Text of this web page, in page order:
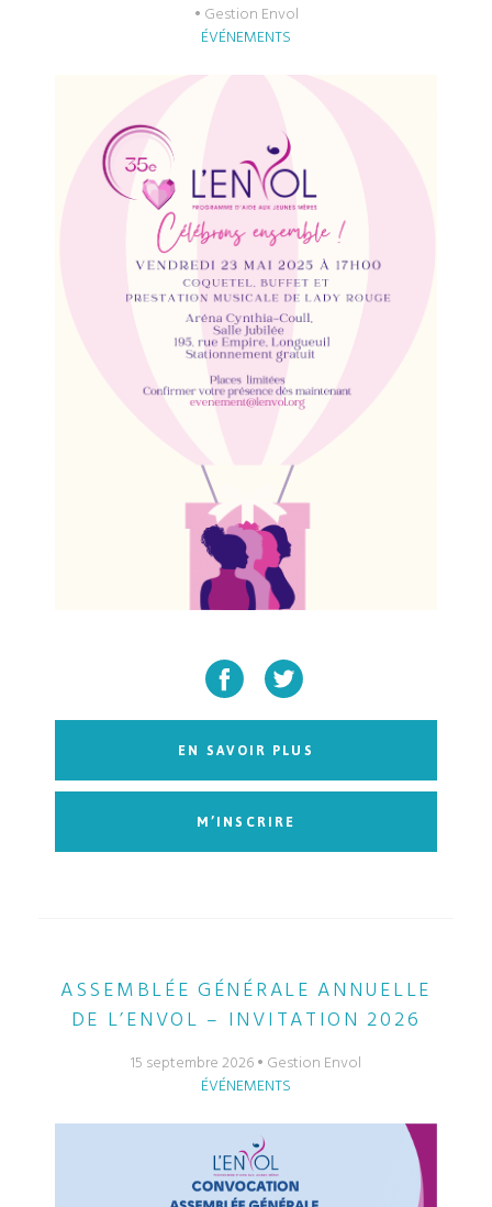
Gestion Envol
ÉVÉNEMENTS
EN SAVOIR PLUS
M’INSCRIRE
ASSEMBLÉE GÉNÉRALE ANNUELLE
DE L’ENVOL – INVITATION 2026
15 septembre 2026
Gestion Envol
ÉVÉNEMENTS